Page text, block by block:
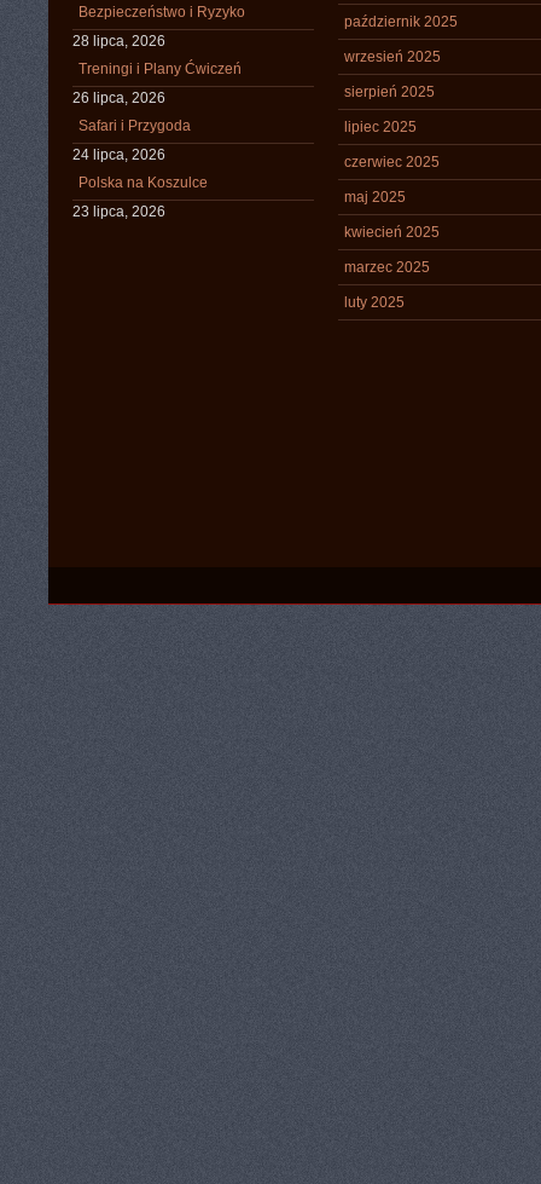
Bezpieczeństwo i Ryzyko
28 lipca, 2026
Treningi i Plany Ćwiczeń
26 lipca, 2026
Safari i Przygoda
24 lipca, 2026
Polska na Koszulce
23 lipca, 2026
październik 2025
wrzesień 2025
sierpień 2025
lipiec 2025
czerwiec 2025
maj 2025
kwiecień 2025
marzec 2025
luty 2025